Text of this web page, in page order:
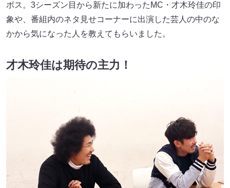
ボス。3シーズン目から新たに加わったMC・才木玲佳の印
象や、番組内のネタ見せコーナーに出演した芸人の中のな
かから気になった人を教えてもらいました。
才木玲佳は期待の主力！